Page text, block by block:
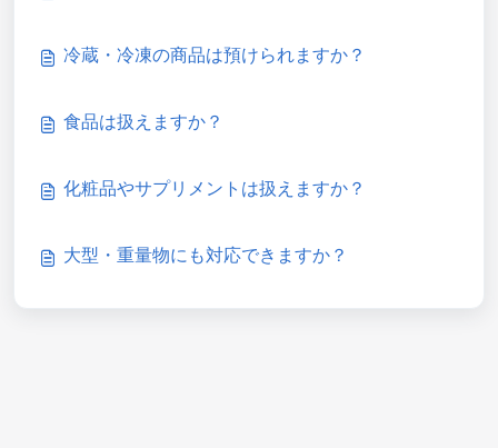
冷蔵・冷凍の商品は預けられますか？
食品は扱えますか？
化粧品やサプリメントは扱えますか？
大型・重量物にも対応できますか？